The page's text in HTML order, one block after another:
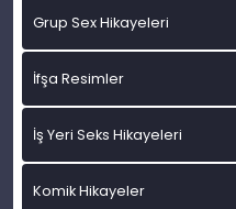
Grup Sex Hikayeleri
İfşa Resimler
İş Yeri Seks Hikayeleri
Komik Hikayeler